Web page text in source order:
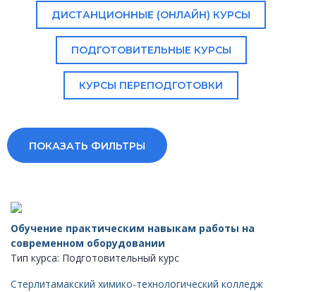
ДИСТАНЦИОННЫЕ (ОНЛАЙН) КУРСЫ
ПОДГОТОВИТЕЛЬНЫЕ КУРСЫ
КУРСЫ ПЕРЕПОДГОТОВКИ
ПОКАЗАТЬ ФИЛЬТРЫ
Обучение практическим навыкам работы на
современном оборудовании
Тип курса: Подготовительный курс
Стерлитамакский химико-технологический колледж